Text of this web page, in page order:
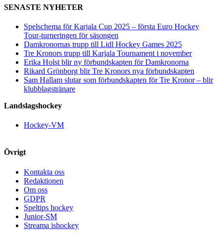
SENASTE NYHETER
Spelschema för Karjala Cup 2025 – första Euro Hockey
Tour-turneringen för säsongen
Damkronornas trupp till Lidl Hockey Games 2025
Tre Kronors trupp till Karjala Tournament i november
Erika Holst blir ny förbundskapten för Damkronorna
Rikard Grönborg blir Tre Kronors nya förbundskapten
Sam Hallam slutar som förbundskapten för Tre Kronor – blir
klubblagstränare
Landslagshockey
Hockey-VM
Övrigt
Kontakta oss
Redaktionen
Om oss
GDPR
Speltips hockey
Junior-SM
Streama ishockey